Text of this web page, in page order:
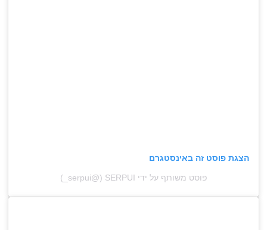
הצגת פוסט זה באינסטגרם
פוסט משותף על ידי ‏‎SERPUI‎‏ (@‏‎_serpui‎‏)